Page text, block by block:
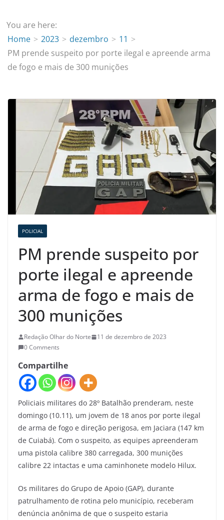
You are here:
Home
2023 dezembro
11
PM prende suspeito por porte ilegal e apreende arma
de fogo e mais de 300 munições
POLICIAL
PM prende suspeito por
porte ilegal e apreende
arma de fogo e mais de
300 munições
Redação Olhar do Norte
11 de dezembro de 2023
0 Comments
Compartilhe
Policiais militares do 28º Batalhão prenderam, neste
domingo (10.11), um jovem de 18 anos por porte ilegal
de arma de fogo e direção perigosa, em Jaciara (147 km
de Cuiabá). Com o suspeito, as equipes apreenderam
uma pistola calibre 380 carregada, 300 munições
calibre 22 intactas e uma caminhonete modelo Hilux.
Os militares do Grupo de Apoio (GAP), durante
patrulhamento de rotina pelo município, receberam
denúncia anônima de que o suspeito estaria